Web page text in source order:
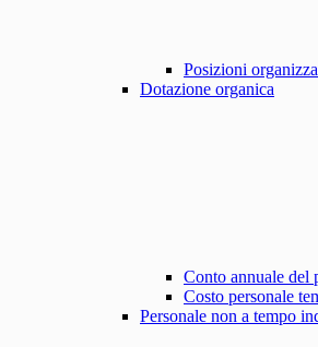
Posizioni
Dotazione organica
Conto annuale del
Costo personale
Personale non a tempo